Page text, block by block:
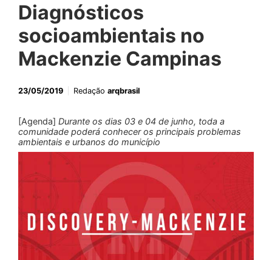
Diagnósticos
socioambientais no
Mackenzie Campinas
23/05/2019 Redação arqbrasil
[Agenda] Durante os dias 03 e 04 de junho, toda a
comunidade poderá conhecer os principais problemas
ambientais e urbanos do município